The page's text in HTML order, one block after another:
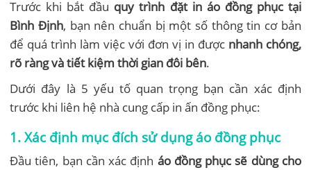
Trước khi bắt đầu quy trình đặt in áo đồng phục tại
Bình Định, bạn nên chuẩn bị một số thông tin cơ bản
để quá trình làm việc với đơn vị in được nhanh chóng,
rõ ràng và tiết kiệm thời gian đôi bên.
Dưới đây là 5 yếu tố quan trọng bạn cần xác định
trước khi liên hệ nhà cung cấp in ấn đồng phục:
1. Xác định mục đích sử dụng áo đồng phục
Đầu tiên, bạn cần xác định áo đồng phục sẽ dùng cho